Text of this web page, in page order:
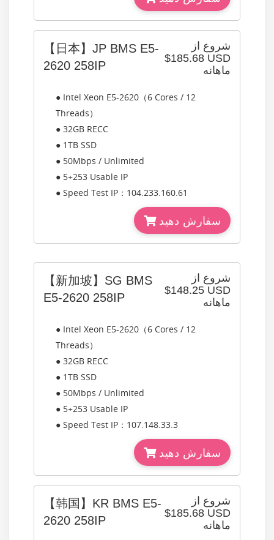
شروع از
$185.68 USD
ماهانه
【日本】JP BMS E5-
2620 258IP
● Intel Xeon E5-2620（6 Cores / 12
Threads）
● 32GB RECC
● 1TB SSD
● 50Mbps / Unlimited
● 5+253 Usable IP
● Speed Test IP：104.233.160.61
سفارش دهید
شروع از
$148.25 USD
ماهانه
【新加坡】SG BMS
E5-2620 258IP
● Intel Xeon E5-2620（6 Cores / 12
Threads）
● 32GB RECC
● 1TB SSD
● 50Mbps / Unlimited
● 5+253 Usable IP
● Speed Test IP：107.148.33.3
سفارش دهید
شروع از
$185.68 USD
ماهانه
【韩国】KR BMS E5-
2620 258IP